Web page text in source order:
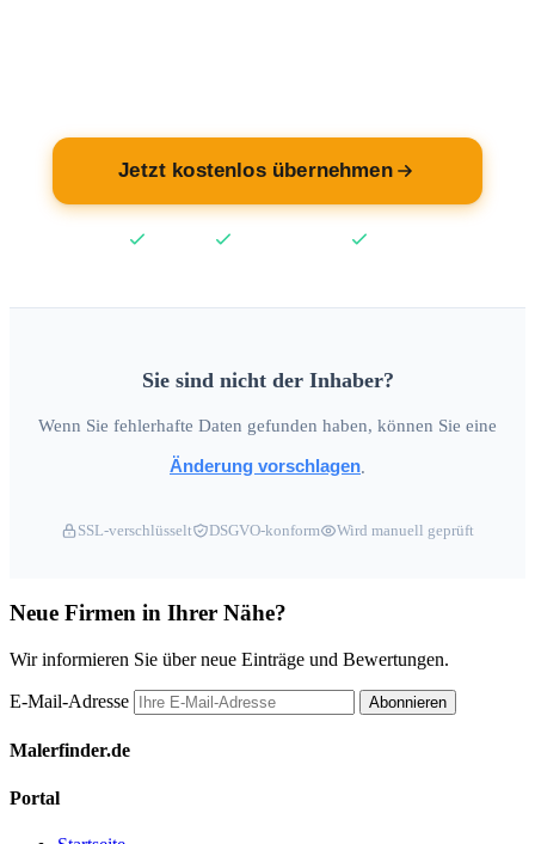
Jetzt kostenlos übernehmen
Sie sind nicht der Inhaber?
Wenn Sie fehlerhafte Daten gefunden haben, können Sie eine
Änderung vorschlagen
SSL-verschlüsselt DSGVO-konform Wird manuell geprüft
Neue Firmen in Ihrer Nähe?
Wir informieren Sie über neue Einträge und Bewertungen.
E-Mail-Adresse Abonnieren
Malerfinder.de
Portal